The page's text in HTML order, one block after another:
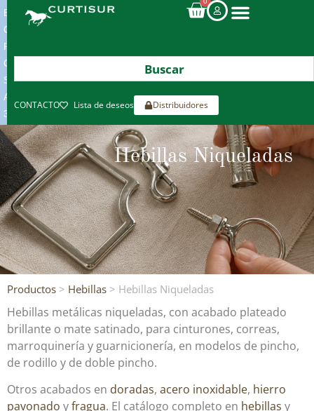
ENVIOS
GRATIS
POR
COMPRAS
SUPERIORES
A
300€*
CONTACTO Lista de deseos Distribuidores
Hebillas Niqueladas
Productos > Hebillas > Hebillas Niqueladas
Hebillas metálicas niqueladas, con acabado plateado
brillante o mate satinado, para cinturones, correas,
marroquinería y guarnicionería, en modelos de pincho,
de rodillo y de doble pincho.
Otros acabados en doradas, acero inoxidable, hierro
pavonado yfragua. El catálogo completo en hebillas y